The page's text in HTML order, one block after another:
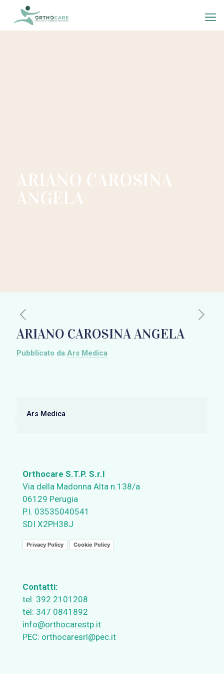
ARIANO CAROSINA
ANGELA
ARIANO CAROSINA ANGELA
Pubblicato da Ars Medica
Ars Medica
Orthocare S.T.P. S.r.l
Via della Madonna Alta n.138/a
06129 Perugia
P.I. 03535040541
SDI X2PH38J
Privacy Policy Cookie Policy
Contatti:
tel: 392 2101208
tel: 347 0841892
info@orthocarestp.it
PEC: orthocaresrl@pec.it